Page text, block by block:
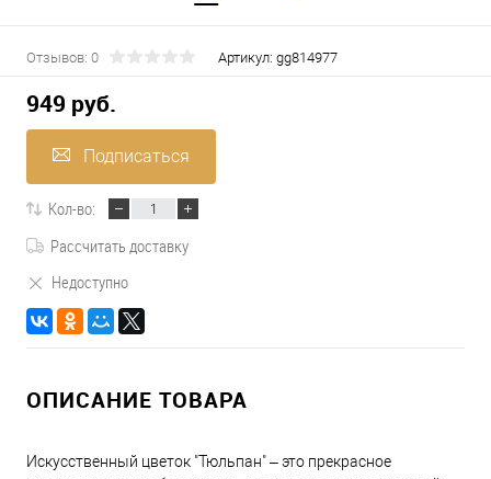
Отзывов: 0 Артикул: gg814977
949 руб.
Подписаться
Кол-во:
Рассчитать доставку
Недоступно
ОПИСАНИЕ ТОВАРА
Искусственный цветок "Тюльпан" – это прекрасное